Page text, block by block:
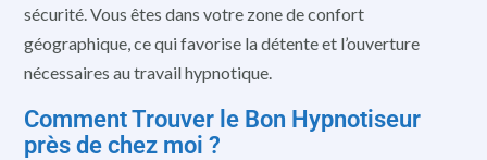
sécurité. Vous êtes dans votre zone de confort
géographique, ce qui favorise la détente et l’ouverture
nécessaires au travail hypnotique.
Comment Trouver le Bon Hypnotiseur
près de chez moi ?